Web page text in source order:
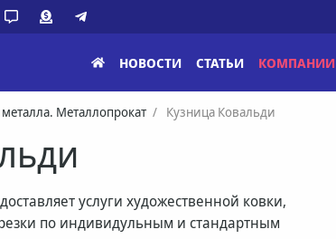
НОВОСТИ СТАТЬИ КОМПАНИИ
Металлопрокат Кузница Ковальди
услуги художественной ковки,
по индивидульным и стандартным